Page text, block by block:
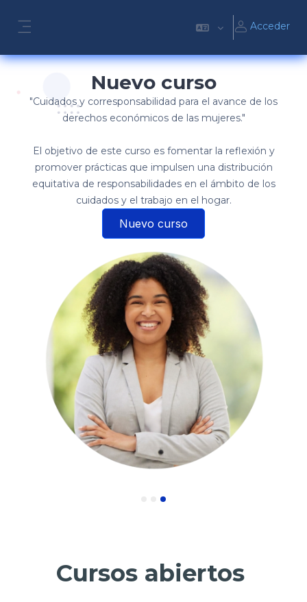
Acceder
Nuevo curso
"Cuidados y corresponsabilidad para el avance de los
derechos económicos de las mujeres."
El objetivo de este curso es fomentar la reflexión y
promover prácticas que impulsen una distribución
equitativa de responsabilidades en el ámbito de los
cuidados y el trabajo en el hogar.
Nuevo curso
Cursos abiertos